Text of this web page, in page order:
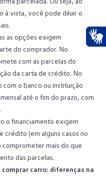
à vista, você pode diluir o
as opções exigem
do comprador. No
com as parcelas do
da carta de crédito. No
o banco ou instituição
até o fim do prazo, com
o financiamento exigem
crédito (em alguns casos no
comprometer mais do que
das parcelas.
carro: diferenças na